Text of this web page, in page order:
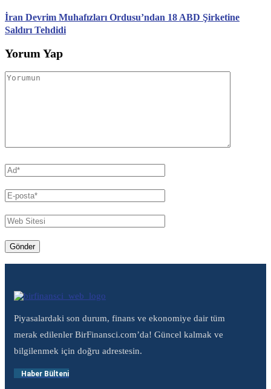
İran Devrim Muhafızları Ordusu’ndan 18 ABD Şirketine
Saldırı Tehdidi
Yorum Yap
Piyasalardaki son durum, finans ve ekonomiye dair tüm
merak edilenler BirFinansci.com’da! Güncel kalmak ve
bilgilenmek için doğru adrestesin.
Haber Bülteni